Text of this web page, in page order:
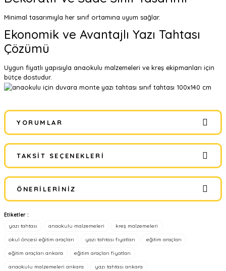
Minimal tasarımıyla her sınıf ortamına uyum sağlar.
Ekonomik ve Avantajlı Yazı Tahtası
Çözümü
Uygun fiyatlı yapısıyla anaokulu malzemeleri ve kreş ekipmanları için
bütçe dostudur.
YORUMLAR
Bu ürüne ilk yorumu siz yapın!
Yorum Yaz
TAKSIT SEÇENEKLERI
ÖNERILERINIZ
Bu ürünün fiyat bilgisi, resim, ürün açıklamalarında ve diğer
konularda yetersiz gördüğünüz noktaları öneri formunu kullanarak
tarafımıza iletebilirsiniz.
Etiketler :
yazı tahtası
anaokulu malzemeleri kreş malzemeleri
okul öncesi eğitim araçları yazı tahtası fiyatları eğitim araçları
eğitim araçları ankara eğitim araçları fiyatları
anaokulu malzemeleri ankara yazı tahtası ankara